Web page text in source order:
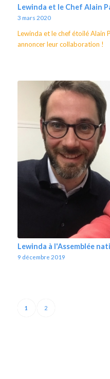
Lewinda et le Chef Alain
3 mars 2020
Lewinda et le chef étoilé Alain
annoncer leur collaboration !
Lewinda à l'Assemblée
9 décembre 2019
1 2